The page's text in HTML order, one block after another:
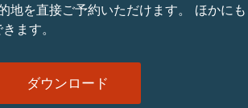
地を直接ご予約いただけます。 ほかにも
ます。
ダウンロード